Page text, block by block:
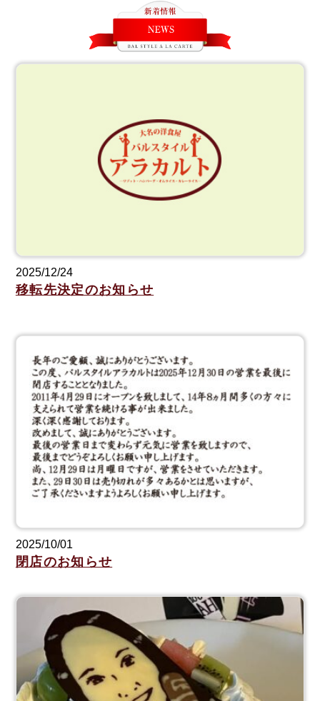
2025/12/24
移転先決定のお知らせ
2025/10/01
閉店のお知らせ